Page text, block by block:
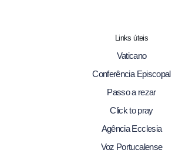
Links úteis
Vaticano
Conferência Episcopal
Passo a rezar
Click to pray
Agência Ecclesia
Voz Portucalense